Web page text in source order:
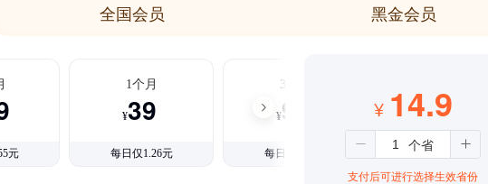
全国会员 黑金会员
元
1个月
¥39
每日仅1.26元
3个月
¥99
每日仅1.08元
¥ 14.9
支付后可进行选择生效省份